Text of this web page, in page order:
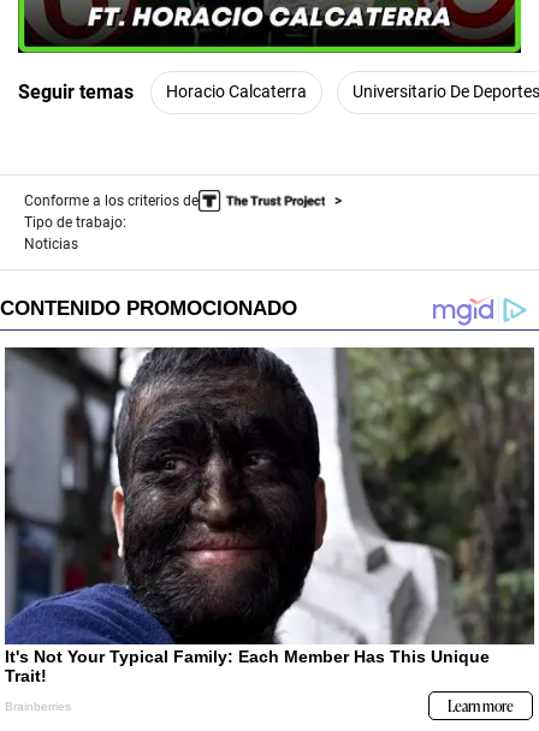
Seguir temas Horacio Calcaterra Universitario De Deportes
Conforme a los criterios de
Tipo de trabajo:
Noticias